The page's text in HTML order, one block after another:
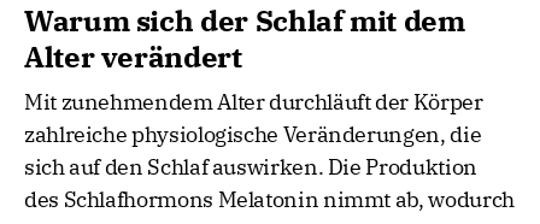
Warum sich der Schlaf mit dem
Alter verändert
Mit zunehmendem Alter durchläuft der Körper
zahlreiche physiologische Veränderungen, die
sich auf den Schlaf auswirken. Die Produktion
des Schlafhormons Melatonin nimmt ab, wodurch